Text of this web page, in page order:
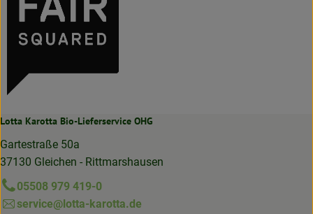
Lotta Karotta Bio-Lieferservice OHG
Gartestraße 50a
37130 Gleichen - Rittmarshausen
05508 979 419-0
service@lotta-karotta.de